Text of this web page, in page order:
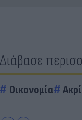
Διάβασε
Οικονομία